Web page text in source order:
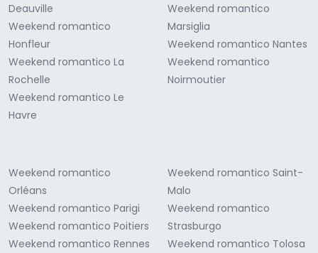
Deauville
Weekend romantico
Honfleur
Weekend romantico La
Rochelle
Weekend romantico Le
Havre
Weekend romantico
Marsiglia
Weekend romantico Nantes
Weekend romantico
Noirmoutier
Weekend romantico
Orléans
Weekend romantico Parigi
Weekend romantico Poitiers
Weekend romantico Rennes
Weekend romantico Saint-
Malo
Weekend romantico
Strasburgo
Weekend romantico Tolosa